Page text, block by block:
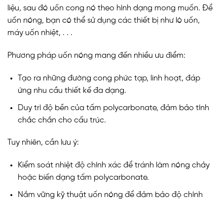
liệu, sau đó uốn cong nó theo hình dạng mong muốn. Để
uốn nóng, bạn có thể sử dụng các thiết bị như lò uốn,
máy uốn nhiệt, . . .
Phương pháp uốn nóng mang đến nhiều ưu điểm:
Tạo ra những đường cong phức tạp, linh hoạt, đáp
ứng nhu cầu thiết kế đa dạng.
Duy trì độ bền của tấm polycarbonate, đảm bảo tính
chắc chắn cho cấu trúc.
Tuy nhiên, cần lưu ý:
Kiểm soát nhiệt độ chính xác để tránh làm nóng chảy
hoặc biến dạng tấm polycarbonate.
Nắm vững kỹ thuật uốn nóng để đảm bảo độ chính